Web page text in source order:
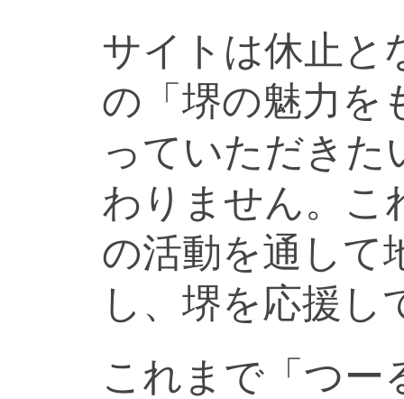
サイトは休止と
の「堺の魅力を
っていただきた
わりません。こ
の活動を通して
し、堺を応援し
これまで「つー